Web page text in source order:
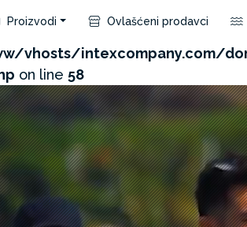
product/
vhosts/intexcompany.com/
on line 58
Proizvodi Ovlašćeni prodavci